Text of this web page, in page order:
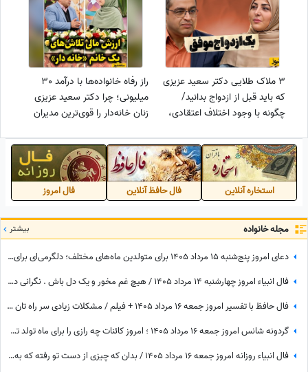
3 ملاک طلایی دکتر سعید عزیزی
که باید قبل از ازدواج بدانید/
چگونه با وجود اختلاف اعتقادی،
راز رفاه خانواده‌ها با درآمد 30
میلیونی؛ چرا دکتر سعید عزیزی
زنان خانه‌دار را قوی‌ترین مدیران
استخاره آنلاین فال حافظ آنلاین فال امروز
مجله خانواده بیشتر
دعای امروز پنج‌شنبه 15 مرداد 1405 برای متولدین ماه‌های مختلف؛ دلگرمی‌ای برای هر کس که در آرزوها و نیازهای زندگی مانده است
فال انبیاء امروز چهارشنبه 14 مرداد 1405 / هیچ غم مخور و یک دل باش . نگرانی داری ولیکن در دل خود غم راه مده
فال حافظ با تفسیر امروز جمعه 16 مرداد 1405 + فیلم / مشکلات زیادی سر راه تان وجود دارد اما ...
گردونه شانس امروز جمعه 16 مرداد 1405 ؛ امروز کائنات چه رازی را برای ماه تولد تو فاش کرده؟
فال انبیاء روزانه امروز جمعه 16 مرداد 1405 / بدان که چیزی از دست تو رفته که به سبب آن غم و اندوه می‌خوری، اما ...